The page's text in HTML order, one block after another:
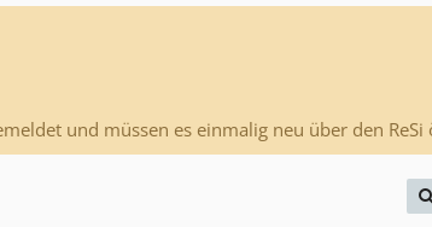
und müssen es einmalig neu über den ReSi